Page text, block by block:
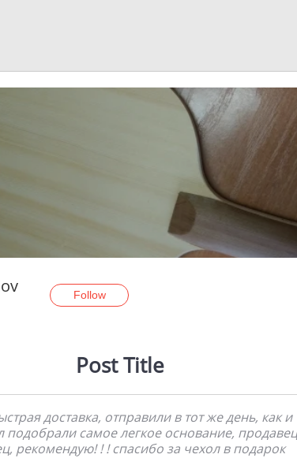
Follow
Post Title
доставка, отправили в тот же день, как и
подобрали самое легкое основание, продавец
рекомендую! ! ! спасибо за чехол в подарок